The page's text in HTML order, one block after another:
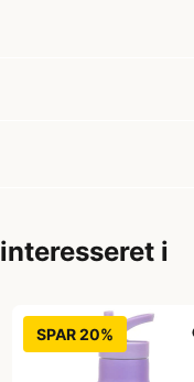
i
SPAR 20%